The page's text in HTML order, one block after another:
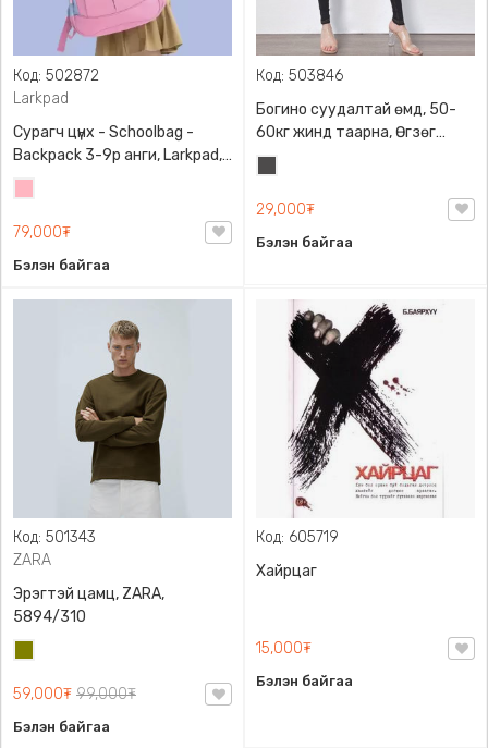
Код: 502872
Larkpad
Сурагч цүнх - Schoolbag -
Backpack 3-9р анги, Larkpad,
9009-10128, Цацруулагчтай,
Олон тасалгаатай
79,000₮
Бэлэн байгаа
Код: 503846
Богино суудалтай өмд, 50-
60кг жинд таарна, Өгзөг
өргөгчтэй
29,000₮
Бэлэн байгаа
Код: 501343
ZARA
Эрэгтэй цамц, ZARA,
5894/310
59,000₮ 99,000₮
Бэлэн байгаа
Код: 605719
Хайрцаг
15,000₮
Бэлэн байгаа